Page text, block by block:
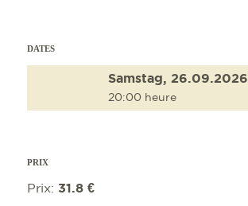
DATES
Samstag, 26.09.2026
20:00 heure
PRIX
Prix: 31.8 €